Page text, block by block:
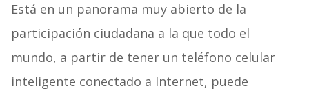
Está en un panorama muy abierto de la
participación ciudadana a la que todo el
mundo, a partir de tener un teléfono celular
inteligente conectado a Internet, puede